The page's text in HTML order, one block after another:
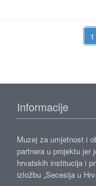
Informacije
Muzej za umjetnost i
partnera u projektu jer
hrvatskih institucija i
izložbu „Secesija u